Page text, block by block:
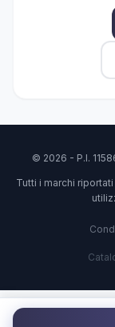
© 2026 - P.I.
Tutti i marchi